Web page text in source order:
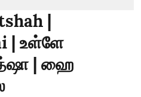
|
| உள்ளே
| ஹை